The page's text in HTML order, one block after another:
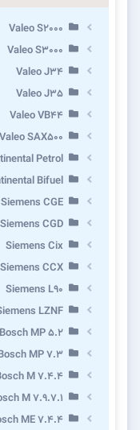
Valeo S2000
Valeo S3000
Valeo J34
Valeo J35
Valeo VB44
Valeo SAX500
Petrol
Bifuel
Siemens CGE
Siemens CGD
Siemens Cix
Siemens CCX
Siemens L90
LZNF
Bosch MP 5.2
MP 7.3
M 7.4.4
M 7.9.7.1
ME 7.4.4